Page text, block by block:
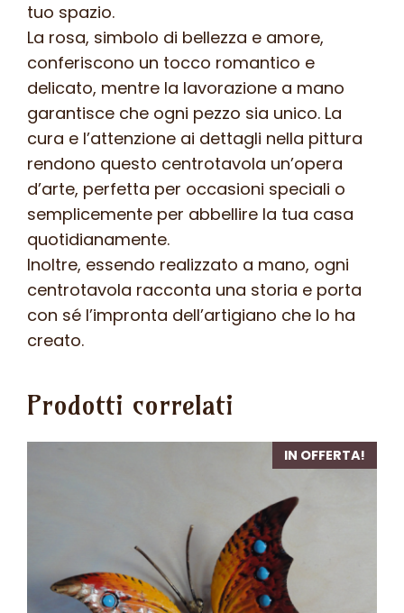
tuo spazio.
La rosa, simbolo di bellezza e amore,
conferiscono un tocco romantico e
delicato, mentre la lavorazione a mano
garantisce che ogni pezzo sia unico. La
cura e l’attenzione ai dettagli nella pittura
rendono questo centrotavola un’opera
d’arte, perfetta per occasioni speciali o
semplicemente per abbellire la tua casa
quotidianamente.
Inoltre, essendo realizzato a mano, ogni
centrotavola racconta una storia e porta
con sé l’impronta dell’artigiano che lo ha
creato.
Prodotti correlati
IN OFFERTA!